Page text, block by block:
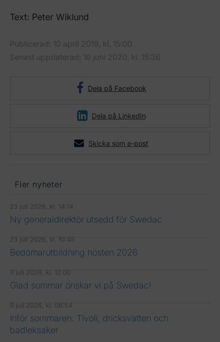
Text: Peter Wiklund
Publicerad: 10 april 2019, kl. 15:00
Senast uppdaterad: 10 juni 2020, kl. 15:36
Dela på Facebook
Dela på LinkedIn
Skicka som e-post
Fler nyheter
23 juli 2026, kl. 14:14
Ny generaldirektör utsedd för Swedac
23 juli 2026, kl. 10:45
Bedömarutbildning hösten 2026
9 juli 2026, kl. 12:00
Glad sommar önskar vi på Swedac!
9 juli 2026, kl. 08:54
Inför sommaren: Tivoli, dricksvatten och
badleksaker